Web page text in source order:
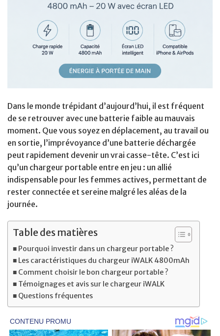
Dans le monde trépidant d’aujourd’hui, il est fréquent
de se retrouver avec une batterie faible au mauvais
moment. Que vous soyez en déplacement, au travail ou
en sortie, l’imprévoyance d’une batterie déchargée
peut rapidement devenir un vrai casse-tête. C’est ici
qu’un chargeur portable entre en jeu : un allié
indispensable pour les femmes actives, permettant de
rester connectée et sereine malgré les aléas de la
journée.
Table des matières
Pourquoi investir dans un chargeur portable ?
Les caractéristiques du chargeur iWALK 4800mAh
Comment choisir le bon chargeur portable ?
Témoignages et avis sur le chargeur iWALK
Questions fréquentes